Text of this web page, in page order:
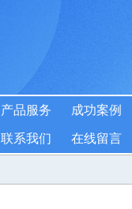
产品服务 成功案例
联系我们 在线留言